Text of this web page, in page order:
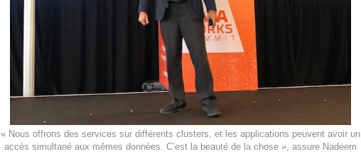
« Nous offrons des services sur différents clusters, et les applications peuvent avoir un
accès simultané aux mêmes données. C’est la beauté de la chose », assure Nadeem